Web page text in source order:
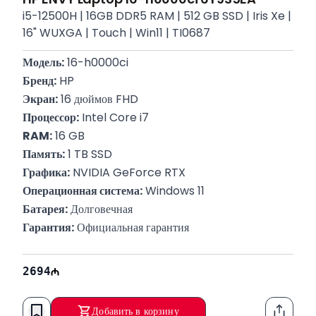
i5-12500H | 16GB DDR5 RAM | 512 GB SSD | Iris Xe |
16" WUXGA | Touch | Win11 | TI0687
Модель: 16-h0000ci
Бренд: HP
Экран: 16 дюймов FHD
Процессор: Intel Core i7
RAM: 16 GB
Память: 1 TB SSD
Графика: NVIDIA GeForce RTX
Операционная система: Windows 11
Батарея: Долговечная
Гарантия: Официальная гарантия
2694
Добавить в корзину